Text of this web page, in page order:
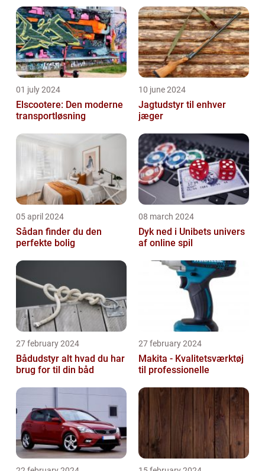
01 july 2024
Elscootere: Den moderne
transportløsning
10 june 2024
Jagtudstyr til enhver
jæger
05 april 2024
Sådan finder du den
perfekte bolig
08 march 2024
Dyk ned i Unibets univers
af online spil
27 february 2024
Bådudstyr alt hvad du har
brug for til din båd
27 february 2024
Makita - Kvalitetsværktøj
til professionelle